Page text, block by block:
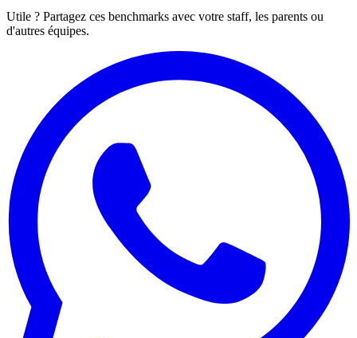
Utile ? Partagez ces benchmarks avec votre staff, les parents ou
d'autres équipes.